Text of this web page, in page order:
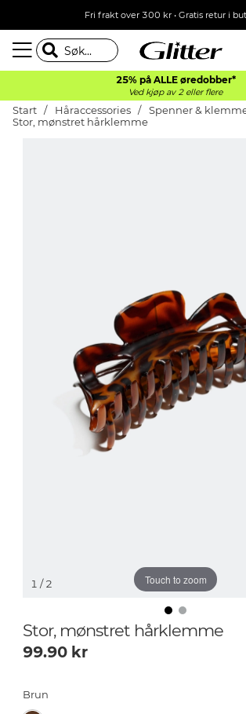
Fri frakt over 300 kr • Gratis retur i
25% på ALLE øredobber*
Ved kjøp av 2 eller flere
Start Håraccessories Spenner &
Stor, mønstret hårklemme
Touch to zoom
1 / 2
Stor, mønstret hårklemme
99.90 kr
Brun